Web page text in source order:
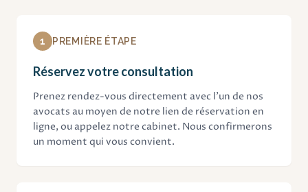
1 PREMIÈRE ÉTAPE
Réservez votre consultation
Prenez rendez-vous directement avec l'un de nos
avocats au moyen de notre lien de réservation en
ligne, ou appelez notre cabinet. Nous confirmerons
un moment qui vous convient.